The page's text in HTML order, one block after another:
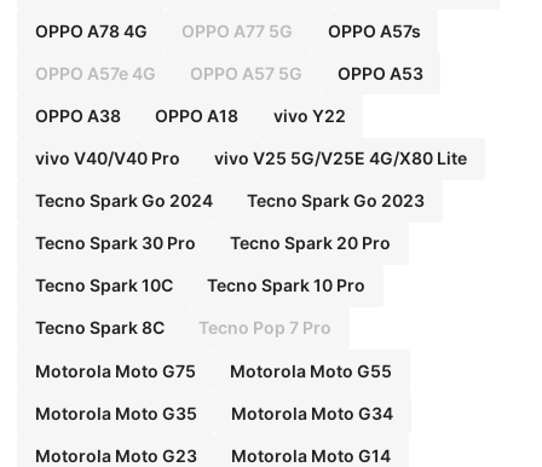
OPPO A78 4G OPPO A77 5G OPPO A57s
OPPO A57e 4G OPPO A57 5G OPPO A53
OPPO A38 OPPO A18 vivo Y22
vivo V40/V40 Pro vivo V25 5G/V25E 4G/X80 Lite
Tecno Spark Go 2024 Tecno Spark Go 2023
Tecno Spark 30 Pro Tecno Spark 20 Pro
Tecno Spark 10C Tecno Spark 10 Pro
Tecno Spark 8C Tecno Pop 7 Pro
Motorola Moto G75 Motorola Moto G55
Motorola Moto G35 Motorola Moto G34
Motorola Moto G23 Motorola Moto G14